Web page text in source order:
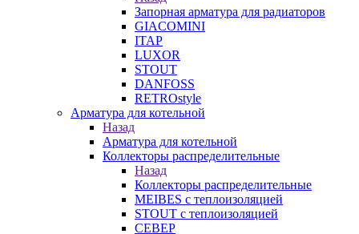
Запорная арматура для радиаторов
GIACOMINI
ITAP
LUXOR
STOUT
DANFOSS
RETROstyle
Арматура для котельной
Назад
Арматура для котельной
Коллекторы распределительные
Назад
Коллекторы распределительные
MEIBES с теплоизоляцией
STOUT с теплоизоляцией
СЕВЕР